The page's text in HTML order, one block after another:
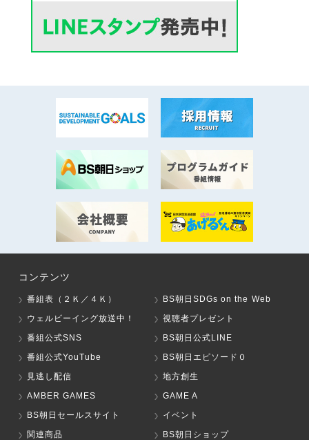
コンテンツ
番組表（２Ｋ／４Ｋ）
BS朝日SDGs on the Web
ウェルビーイング放送中！
視聴者プレゼント
番組公式SNS
BS朝日公式LINE
番組公式YouTube
BS朝日エピソード０
見逃し配信
地方創生
AMBER GAMES
GAME A
BS朝日セールスサイト
イベント
関連商品
BS朝日ショップ